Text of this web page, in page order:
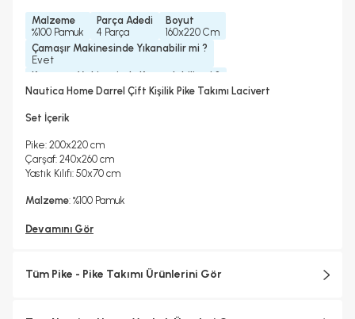
Malzeme
%100 Pamuk
Parça Adedi
4 Parça
Boyut
160x220 Cm
Çamaşır Makinesinde Yıkanabilir mi ?
Evet
Kurutma Makinesinde Kurutulabilir mi ?
Hayır
Hayır
Nautica Home Darrel Çift Kişilik Pike Takımı Lacivert
Set İçerik
Pike: 200x220 cm
Çarşaf: 240x260 cm
Yastık Kılıfı: 50x70 cm
Malzeme: %100 Pamuk
Devamını Gör
Tüm Pike - Pike Takımı Ürünlerini Gör